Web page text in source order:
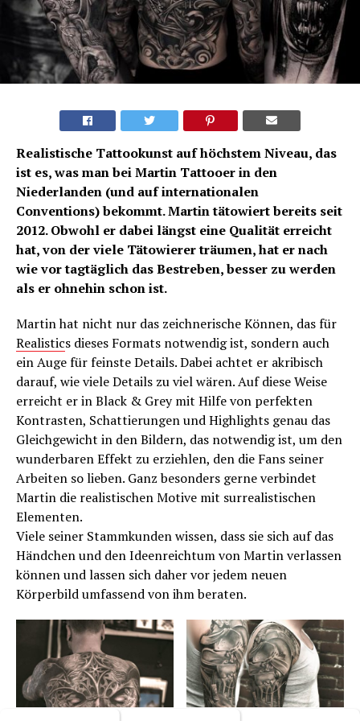
Realistische Tattookunst auf höchstem Niveau, das
ist es, was man bei Martin Tattooer in den
Niederlanden (und auf internationalen
Conventions) bekommt. Martin tätowiert bereits seit
2012. Obwohl er dabei längst eine Qualität erreicht
hat, von der viele Tätowierer träumen, hat er nach
wie vor tagtäglich das Bestreben, besser zu werden
als er ohnehin schon ist.
Martin hat nicht nur das zeichnerische Können, das für
Realistics dieses Formats notwendig ist, sondern auch
ein Auge für feinste Details. Dabei achtet er akribisch
darauf, wie viele Details zu viel wären. Auf diese Weise
erreicht er in Black & Grey mit Hilfe von perfekten
Kontrasten, Schattierungen und Highlights genau das
Gleichgewicht in den Bildern, das notwendig ist, um den
wunderbaren Effekt zu erziehlen, den die Fans seiner
Arbeiten so lieben. Ganz besonders gerne verbindet
Martin die realistischen Motive mit surrealistischen
Elementen.
Viele seiner Stammkunden wissen, dass sie sich auf das
Händchen und den Ideenreichtum von Martin verlassen
können und lassen sich daher vor jedem neuen
Körperbild umfassend von ihm beraten.